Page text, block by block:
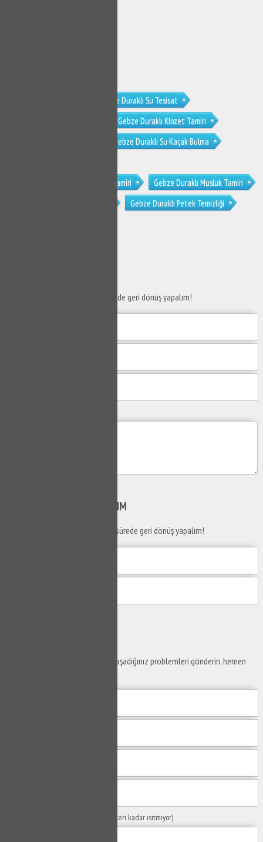
Gebze Duraklı Su Tesisat
Gebze Duraklı Klozet Tamiri
Gebze Duraklı Su Kaçak Bulma
Gebze Duraklı Gömme Rezervuar Tamiri
Gebze Duraklı Musluk Tamiri
Gebze Duraklı Petek Temizliği
Taleplerinizi bize iletin en kısa sürede geri dönüş yapalım!
ARAYALIM
Telefon numaranızı bırakın en kısa sürede geri dönüş yapalım!
Yaşam alanlarınız ve ofislerinizde yaşadığınız problemleri gönderin, hemen
(Örn: Kombim yeteri kadar ısıtmıyor)